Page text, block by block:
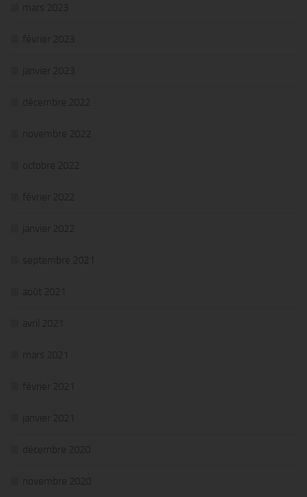
mars 2023
février 2023
janvier 2023
décembre 2022
novembre 2022
octobre 2022
février 2022
janvier 2022
septembre 2021
août 2021
avril 2021
mars 2021
février 2021
janvier 2021
décembre 2020
novembre 2020